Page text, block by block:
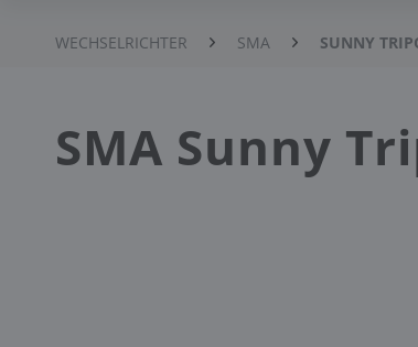
WECHSELRICHTER SMA SUNNY
SMA Sunny